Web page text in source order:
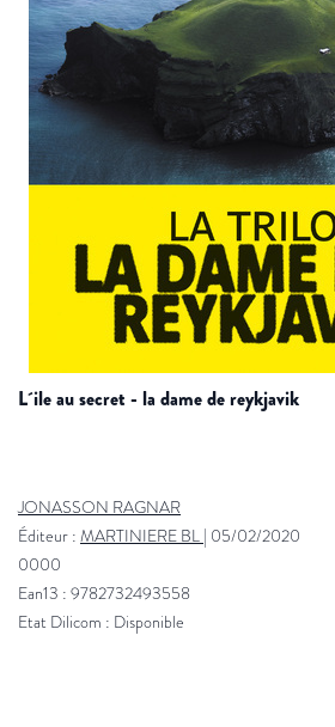
l´ile au secret - la dame de reykjavik
JONASSON RAGNAR
Éditeur : MARTINIERE BL | 05/02/2020
0000
Ean13 : 9782732493558
Etat Dilicom : Disponible